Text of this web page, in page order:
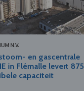
N.V.
en gascentrale
in Flémalle levert 875
capaciteit